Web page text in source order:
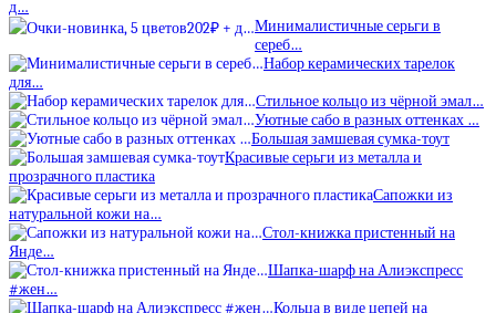
д…
Минималистичные серьги в
сереб…
Набор керамических тарелок
для…
Стильное кольцо из чёрной эмал…
Уютные сабо в разных оттенках …
Большая замшевая сумка-тоут
Красивые серьги из металла и
прозрачного пластика
Сапожки из
натуральной кожи на…
Стол-книжка пристенный на
Янде…
Шапка-шарф на Алиэкспресс
#жен…
Кольца в виде цепей на